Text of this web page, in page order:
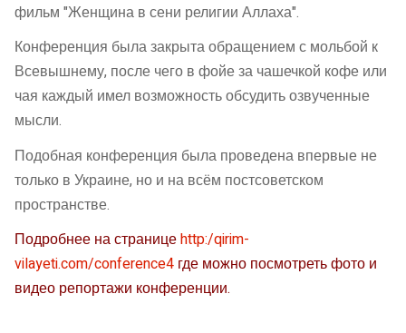
фильм "Женщина в сени религии Аллаха".
Конференция была закрыта обращением с мольбой к
Всевышнему, после чего в фойе за чашечкой кофе или
чая каждый имел возможность обсудить озвученные
мысли.
Подобная конференция была проведена впервые не
только в Украине, но и на всём постсоветском
пространстве.
Подробнее на страницеhttp:/qirim-
vilayeti.com/conference4 где можно посмотреть фото и
видео репортажи конференции.